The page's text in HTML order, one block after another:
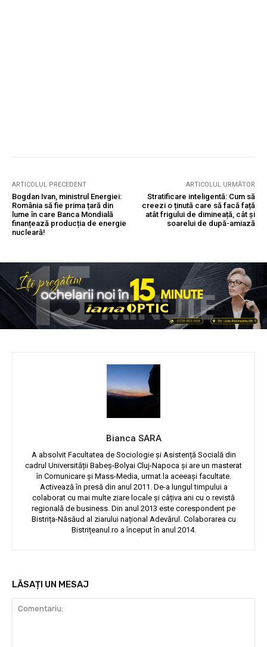
ARTICOLUL PRECEDENT
Bogdan Ivan, ministrul Energiei:
România să fie prima țară din
lume în care Banca Mondială
finanțează producția de energie
nucleară!
ARTICOLUL URMĂTOR
Stratificare inteligentă: Cum să
creezi o ținută care să facă față
atât frigului de dimineață, cât și
soarelui de după-amiază
Bianca SARA
A absolvit Facultatea de Sociologie și Asistență Socială din
cadrul Universității Babeș-Bolyai Cluj-Napoca și are un masterat
în Comunicare și Mass-Media, urmat la aceeași facultate.
Activează în presă din anul 2011. De-a lungul timpului a
colaborat cu mai multe ziare locale și câțiva ani cu o revistă
regională de business. Din anul 2013 este corespondent pe
Bistrița-Năsăud al ziarului național Adevărul. Colaborarea cu
Bistrițeanul.ro a început în anul 2014.
LĂSAȚI UN MESAJ